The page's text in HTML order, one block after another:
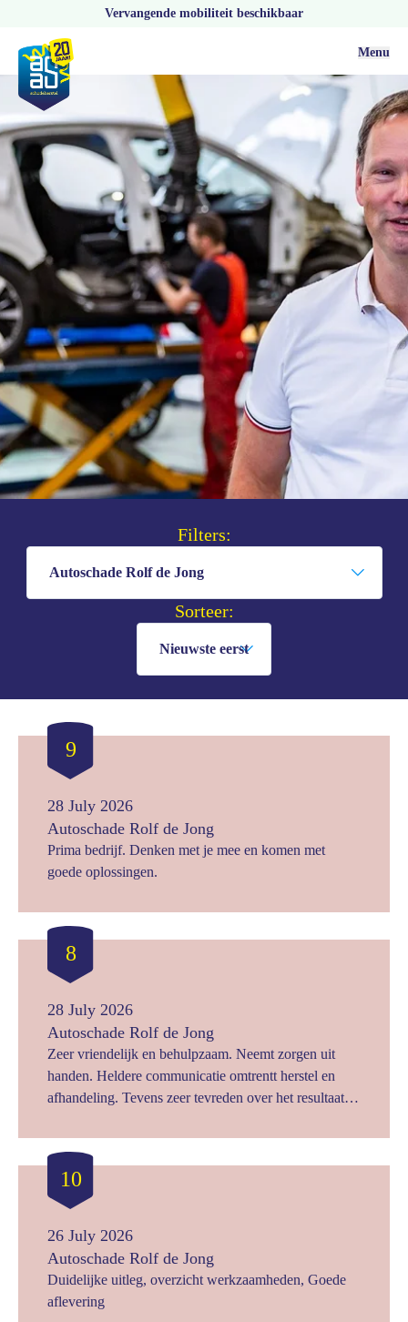
Vervangende mobiliteit beschikbaar
Menu
Filters:
Sorteer:
9
28 July 2026
Autoschade Rolf de Jong
Prima bedrijf. Denken met je mee en komen met
goede oplossingen.
8
28 July 2026
Autoschade Rolf de Jong
Zeer vriendelijk en behulpzaam. Neemt zorgen uit
handen. Heldere communicatie omtrentt herstel en
afhandeling. Tevens zeer tevreden over het resultaat
10
26 July 2026
Autoschade Rolf de Jong
Duidelijke uitleg, overzicht werkzaamheden, Goede
aflevering